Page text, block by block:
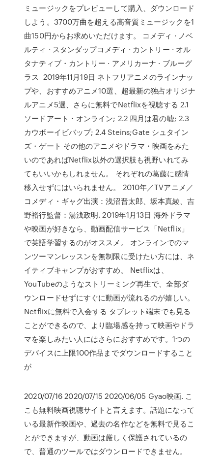
ミュージックをプレビューして購入、ダウンロード
しよう。3700万曲を超える高音質ミュージックを1
曲150円からお求めいただけます。 コメディ · ノベ
ルティ · スタンダップコメディ · カントリー · オル
タナティブ・カントリー · アメリカーナ · ブルーグ
ラス 2019年11月19日 ネトフリアニメのラインナッ
プや、おすすめアニメ10選、超最新の独占オリジナ
ルアニメ5選、さらに無料でNetflixを視聴する 2.1
ソードアート・オンライン; 2.2 四月は君の嘘; 2.3
カウボーイビバップ; 2.4 Steins;Gate シュタイン
ズ・ゲート その他のアニメやドラマ・映画をみた
いのであればNetflix以外の選択肢も視野いれてみ
てもいいかもしれません。 それぞれの葛藤に感情
移入せずにはいられません。 2010年／TVアニメ／
コメディ・ギャグ出演：浅沼晋太郎、坂本真綾、吉
野裕行監督：湯浅政明. 2019年1月13日 海外ドラマ
や映画が好きなら、動画配信サービス「Netflix」
で英語学習するのがオススメ。 オンラインでのマ
ンツーマンレッスンを無制限に受けたい方には、ネ
イティブキャンプがおすすめ。 Netflixは、
YouTubeのようなストリーミング再生で、全部ダ
ウンロードせずにすぐに動画が流れるのが嬉しい。
Netflixに無料で入会する タブレット端末でも見る
ことができるので、より臨場感を持って映画やドラ
マを楽しみたい人にはさらにおすすめです。1つの
デバイスに上限100作品までダウンロードすること
が
2020/07/16 2020/07/15 2020/06/05 Gyao映画. こ
こも無料映画視聴サイトと言えます。話題になって
いる最新作映画や、過去の名作などを無料で見るこ
とができますが、動画は厳しく保護されているの
で、普通のツールではダウンロードできません。